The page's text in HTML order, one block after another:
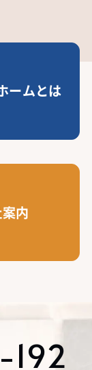
ームとは
内